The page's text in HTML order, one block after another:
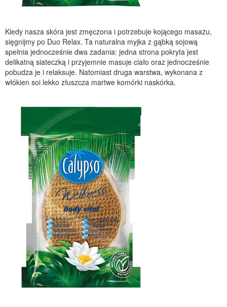
Kiedy nasza skóra jest zmęczona i potrzebuje kojącego masażu,
sięgnijmy po Duo Relax. Ta naturalna myjka z gąbką sojową
spełnia jednocześnie dwa zadania: jedna strona pokryta jest
delikatną siateczką i przyjemnie masuje ciało oraz jednocześnie
pobudza je i relaksuje. Natomiast druga warstwa, wykonana z
włókien soi lekko złuszcza martwe komórki naskórka.